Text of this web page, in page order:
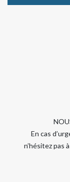
En cas
n’hésitez pas